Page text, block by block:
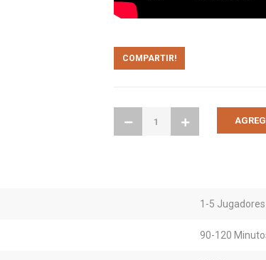
COMPARTIR!
1-5 Jugadores
90-120